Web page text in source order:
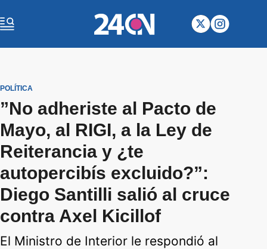
POLÍTICA
”No adheriste al Pacto de
Mayo, al RIGI, a la Ley de
Reiterancia y ¿te
autopercibís excluido?”:
Diego Santilli salió al cruce
contra Axel Kicillof
El Ministro de Interior le respondió al